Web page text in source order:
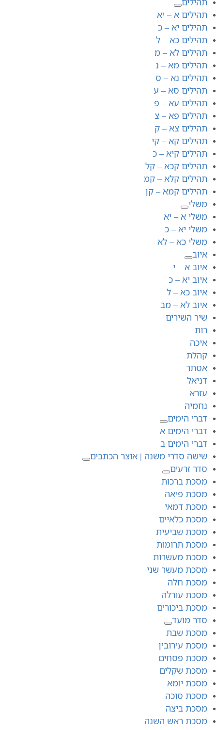
תהילים א – יא
תהילים יא – כ
תהילים כא – ל
תהילים לא – מ
תהילים מא – נ
תהילים נא – ס
תהילים סא – ע
תהילים עא – פ
תהילים פא – צ
תהילים צא – ק
תהילים קא – קי
תהילים קיא – כ
תהילים קכא – קל
תהילים קלא – קמ
תהילים קמא – קן
משלי
משלי א – יא
משלי יא – כ
משלי כא – לא
איוב
איוב א – י
איוב יא – כ
איוב כא – ל
איוב לא – מב
שיר השירים
רות
איכה
קהלת
אסתר
דניאל
עזרא
נחמיה
דברי הימים
דברי הימים א
דברי הימים ב
שישה סדרי משנה | אוצר הכתבים
סדר זרעים
מסכת ברכות
מסכת פיאה
מסכת דמאי
מסכת כלאיים
מסכת שביעית
מסכת תרומות
מסכת מעשרות
מסכת מעשר שני
מסכת חלה
מסכת עורלה
מסכת ביכורים
סדר מועד
מסכת שבת
מסכת עירובין
מסכת פסחים
מסכת שקלים
מסכת יומא
מסכת סוכה
מסכת ביצה
מסכת ראש השנה